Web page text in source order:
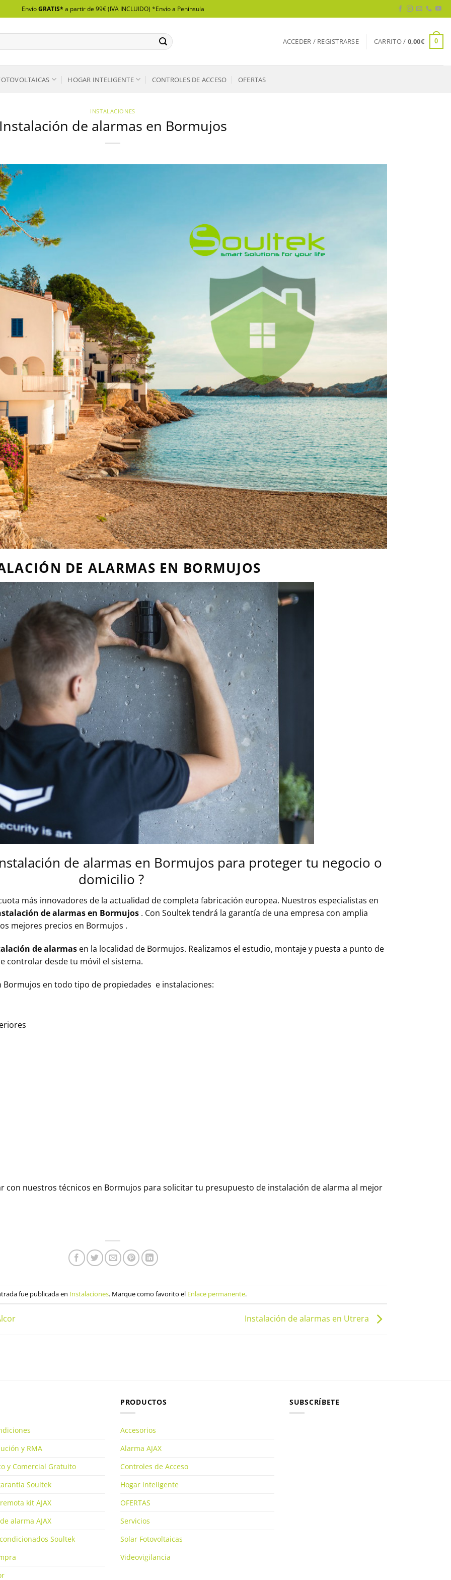
EnvíoGRATIS* a partir de 99€ (IVA INCLUIDO) *Envío a Península
ACCEDER / REGISTRARSE CARRITO / 0,00€ 0
HOGAR INTELIGENTE CONTROLES DE ACCESO OFERTAS
INSTALACIONES
de alarmas en Bormujos
DE ALARMAS EN BORMUJOS
de alarmas en Bormujos para proteger tu negocio o
domicilio ?
más innovadores de la actualidad de completa fabricación europea. Nuestros especialistas en
de alarmas en Bormujos . Con Soultek tendrá la garantía de una empresa con amplia
mejores precios en Bormujos .
de alarmas en la localidad de Bormujos. Realizamos el estudio, montaje y puesta a punto de
controlar desde tu móvil el sistema.
Bormujos en todo tipo de propiedades e instalaciones:
con nuestros técnicos en Bormujos para solicitar tu presupuesto de instalación de alarma al mejor
fue publicada en Instalaciones. Marque como favorito el Enlace permanente.
Instalación de alarmas en Utrera
y RMA
y Comercial Gratuito
Soultek
kit AJAX
alarma AJAX
Soultek
PRODUCTOS
Accesorios
Alarma AJAX
Controles de Acceso
Hogar inteligente
OFERTAS
Servicios
Solar Fotovoltaicas
Videovigilancia
SUBSCRÍBETE